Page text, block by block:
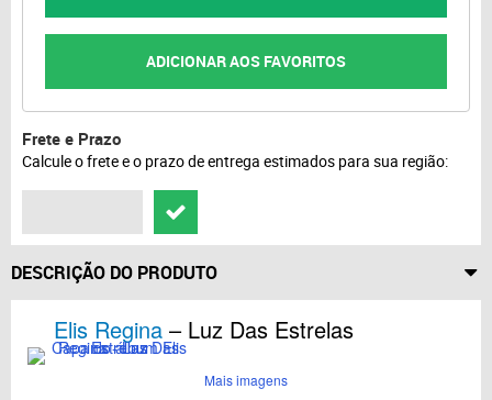
ADICIONAR AOS FAVORITOS
Frete e Prazo
Calcule o frete e o prazo de entrega estimados para sua região:
DESCRIÇÃO DO PRODUTO
Elis Regina – Luz Das Estrelas
Mais imagens